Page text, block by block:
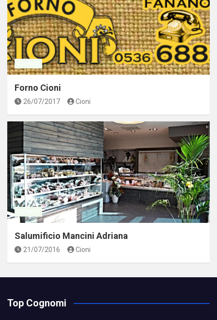
Forno Cioni
26/07/2017 Cioni
Salumificio Mancini Adriana
21/07/2016 Cioni
Top Cognomi